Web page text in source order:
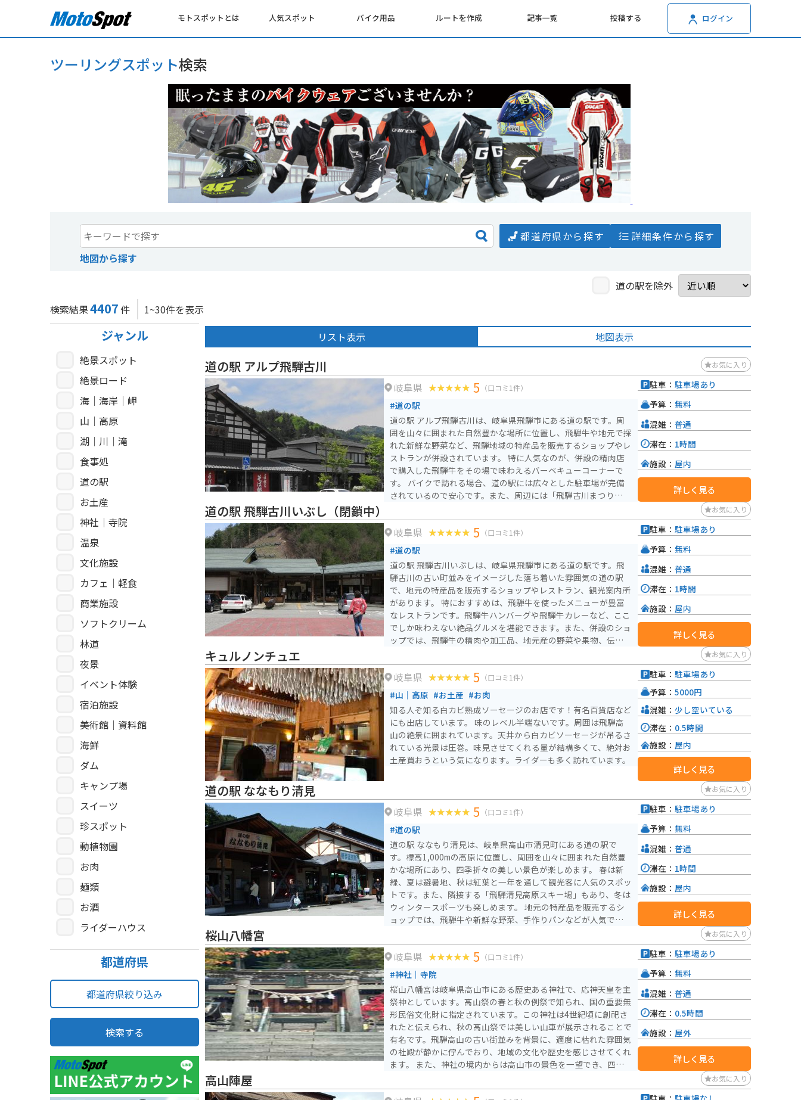
モトスポットとは 人気スポット バイク用品 ルートを作成 記事一覧 投稿する ログイン
ツーリングスポット検索
都道府県から探す
詳細条件から探す
地図から探す
道の駅を除外
検索結果4407件 1~30件を表示
ジャンル
絶景スポット
絶景ロード
海｜海岸｜岬
山｜高原
湖｜川｜滝
食事処
道の駅
お土産
神社｜寺院
温泉
文化施設
カフェ｜軽食
商業施設
ソフトクリーム
林道
夜景
イベント体験
宿泊施設
美術館｜資料館
海鮮
ダム
キャンプ場
スイーツ
珍スポット
動植物園
お肉
麺類
お酒
ライダーハウス
都道府県
都道府県絞り込み
検索する
リスト表示 地図表示
道の駅 アルプ飛騨古川 お気に入り
岐阜県 5 （口コミ1件）
#道の駅
道の駅 アルプ飛騨古川は、岐阜県飛騨市にある道の駅です。周
囲を山々に囲まれた自然豊かな場所に位置し、飛騨牛や地元で採
れた新鮮な野菜など、飛騨地域の特産品を販売するショップやレ
ストランが併設されています。 特に人気なのが、併設の精肉店
で購入した飛騨牛をその場で味わえるバーベキューコーナーで
す。 バイクで訪れる場合、道の駅には広々とした駐車場が完備
されているので安心です。また、周辺には「飛騨古川まつり会
り、ツーリングの拠点としても最適です。 道の駅 アルプ飛騨古
川は、飛騨地方の魅力を満喫できるスポットです。
駐車： 駐車場あり
予算： 無料
混雑： 普通
滞在： 1時間
施設： 屋内
詳しく見る
道の駅 飛騨古川いぶし（閉鎖中） お気に入り
岐阜県 5 （口コミ1件）
#道の駅
道の駅 飛騨古川いぶしは、岐阜県飛騨市にある道の駅です。飛
騨古川の古い町並みをイメージした落ち着いた雰囲気の道の駅
で、地元の特産品を販売するショップやレストラン、観光案内所
があります。 特におすすめは、飛騨牛を使ったメニューが豊富
なレストランです。飛騨牛ハンバーグや飛騨牛カレーなど、ここ
でしか味わえない絶品グルメを堪能できます。また、併設のショ
ップでは、飛騨牛の精肉や加工品、地元産の野菜や果物、伝統工
イクで訪れる場合、道の駅には広々とした駐車場が完備されてい
るので安心です。飛騨古川の古い町並みは、バイクで散策するの
にも最適な場所です。道の駅を拠点に、周辺の観光スポットを巡
ってみるのも良いでしょう。
駐車： 駐車場あり
予算： 無料
混雑： 普通
滞在： 1時間
施設： 屋内
詳しく見る
キュルノンチュエ お気に入り
岐阜県 5 （口コミ1件）
#山｜高原 #お土産 #お肉
知る人ぞ知る白カビ熟成ソーセージのお店です！有名百貨店など
にも出店しています。 味のレベル半端ないです。周囲は飛騨高
山の絶景に囲まれています。天井から白カビソーセージが吊るさ
れている光景は圧巻。味見させてくれる量が結構多くて、絶対お
土産買おうという気になります。ライダーも多く訪れています。
駐車： 駐車場あり
予算： 5000円
混雑： 少し空いている
滞在： 0.5時間
施設： 屋内
詳しく見る
道の駅 ななもり清見 お気に入り
岐阜県 5 （口コミ1件）
#道の駅
道の駅 ななもり清見は、岐阜県高山市清見町にある道の駅で
す。標高1,000mの高原に位置し、周囲を山々に囲まれた自然豊
かな場所にあり、四季折々の美しい景色が楽しめます。 春は新
緑、夏は避暑地、秋は紅葉と一年を通して観光客に人気のスポッ
トです。また、隣接する「飛騨清見高原スキー場」もあり、冬は
ウィンタースポーツも楽しめます。 地元の特産品を販売するシ
ョップでは、飛騨牛や新鮮な野菜、手作りパンなどが人気です。
す。 バイクで訪れる際は、駐車場も広く、休憩場所としても最
適です。ただし、山岳地帯のため、天候の変化に注意が必要で
す。防寒対策や雨具の準備を忘れずにお出かけください。 周辺
には、温泉施設やキャンプ場などもあり、観光拠点としても便利
です。
駐車： 駐車場あり
予算： 無料
混雑： 普通
滞在： 1時間
施設： 屋内
詳しく見る
桜山八幡宮 お気に入り
岐阜県 5 （口コミ1件）
#神社｜寺院
桜山八幡宮は岐阜県高山市にある歴史ある神社で、応神天皇を主
祭神としています。高山祭の春と秋の例祭で知られ、国の重要無
形民俗文化財に指定されています。この神社は4世紀頃に創祀さ
れたと伝えられ、秋の高山祭では美しい山車が展示されることで
有名です。飛騨高山の古い街並みを背景に、適度に枯れた雰囲気
の社殿が静かに佇んでおり、地域の文化や歴史を感じさせてくれ
ます。 また、神社の境内からは高山市の景色を一望でき、四季
される秋の例祭は春の日枝神社の例祭と共に高山祭として国の重
駐車： 駐車場あり
予算： 無料
混雑： 普通
滞在： 0.5時間
施設： 屋外
詳しく見る
高山陣屋 お気に入り